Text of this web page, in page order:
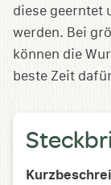
diese geerntet
werden. Bei
können die
beste Zeit